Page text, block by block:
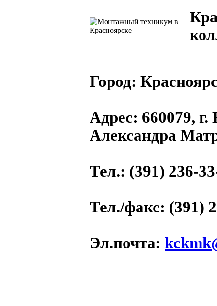
Город:
Адрес: 660079, г.
Александра
Тел.: (391) 236-
Тел./факс: (391)
Эл.почта: